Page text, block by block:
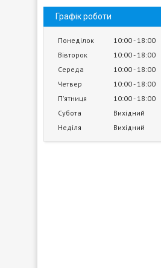
Графік роботи
Понеділок 10:00 18:00
Вівторок
10:00 18:00
Середа
10:00 18:00
Четвер
10:00 18:00
Пʼятниця
10:00 18:00
Субота
Вихідний
Неділя
Вихідний